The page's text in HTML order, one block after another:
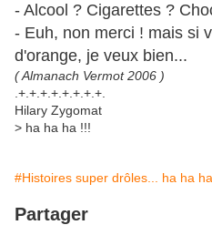
- Alcool ? Cigarettes ?
- Euh, non merci ! mais si
d'orange, je veux bien...
( Almanach Vermot 2006 )
.+.+.+.+.+.+.+.+.
Hilary Zygomat
> ha ha ha !!!
#Histoires super drôles... ha ha
Partager